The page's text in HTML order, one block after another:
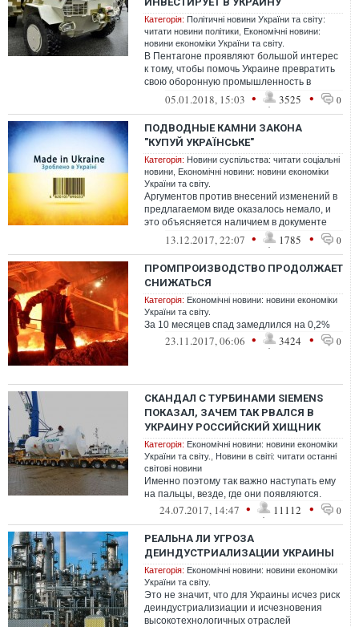
Категорія: Політичні новини України та світу:
читати новини політики Економічні новини:
новини економіки України та світу.
В Пентагоне проявляют большой интерес
к тому, чтобы помочь Украине превратить
свою оборонную промышленность в
крупного мирового конкурента. Но выбор
05.01.2018, 15:03 • 3525 • 0
ПОДВОДНЫЕ КАМНИ ЗАКОНА
"КУПУЙ УКРАЇНСЬКЕ"
Категорія: Новини суспільства: читати соціальні
новини Економічні новини: новини економіки
України та світу.
Аргументов против внесений изменений в
предлагаемом виде оказалось немало, и
это объясняется наличием в документе
довольно-таки спорных положений и ог...
13.12.2017, 22:07 • 1785 • 0
ПРОМПРОИЗВОДСТВО ПРОДОЛЖАЕТ
СНИЖАТЬСЯ
Категорія: Економічні новини: новини економіки
України та світу.
За 10 месяцев спад замедлился на 0,2%
23.11.2017, 06:06 • 3424 • 0
СКАНДАЛ С ТУРБИНАМИ SIEMENS
ПОКАЗАЛ, ЗАЧЕМ ТАК РВАЛСЯ В
УКРАИНУ РОССИЙСКИЙ ХИЩНИК
Категорія: Економічні новини: новини економіки
України та світу.
Новини в світі: читати останні
світові новини
Именно поэтому так важно наступать ему
на пальцы, везде, где они появляются.
24.07.2017, 14:47 • 11112 • 0
РЕАЛЬНА ЛИ УГРОЗА
ДЕИНДУСТРИАЛИЗАЦИИ УКРАИНЫ
Категорія: Економічні новини: новини економіки
України та світу.
Это не значит, что для Украины исчез риск
деиндустриализиации и исчезновения
высокотехнологичных отраслей